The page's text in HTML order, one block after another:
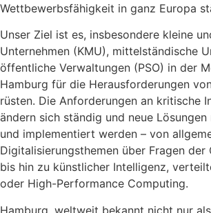
Wettbewerbsfähigkeit in ganz Europa
Unser Ziel ist es, insbesondere kleine
Unternehmen (KMU), mittelständische
öffentliche Verwaltungen (PSO) in der
Hamburg für die Herausforderungen
rüsten. Die Anforderungen an kritische
ändern sich ständig und neue
und implementiert werden – von
Digitalisierungsthemen über Fragen der
bis hin zu künstlicher Intelligenz,
oder High-Performance Computing.
Hamburg, weltweit bekannt nicht nur